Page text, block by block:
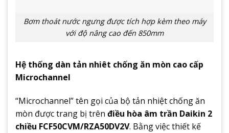
Bơm thoát nước ngưng được tích hợp kèm theo máy
với độ nâng cao đến 850mm
Hệ thống dàn tản nhiêt chống ăn mòn cao cấp
Microchannel
“Microchannel” tên gọi của bộ tản nhiệt chống ăn
mòn được trang bị trên điều hòa âm trần Daikin 2
chiều FCF50CVM/RZA50DV2V. Bằng việc thiết kế